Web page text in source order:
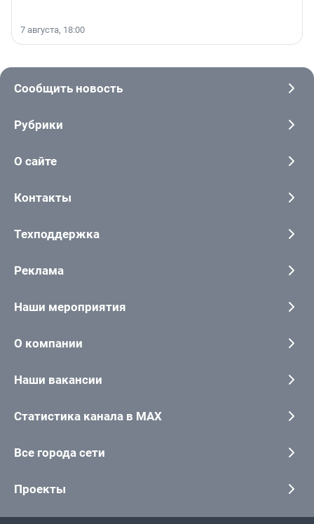
7 августа, 18:00
Сообщить новость
Рубрики
О сайте
Контакты
Техподдержка
Реклама
Наши мероприятия
О компании
Наши вакансии
Статистика канала в MAX
Все города сети
Проекты